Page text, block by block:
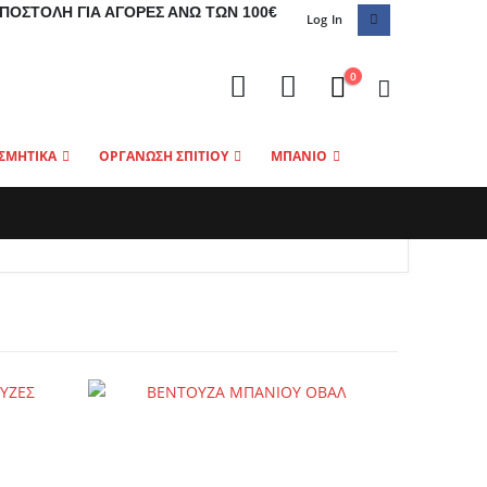
ΓΙΑ ΑΓΟΡΈΣ ΆΝΩ ΤΩΝ 100€ Log In
0
ΟΡΓΑΝΩΣΗ ΣΠΙΤΙΟΥ ΜΠΑΝΙΟ